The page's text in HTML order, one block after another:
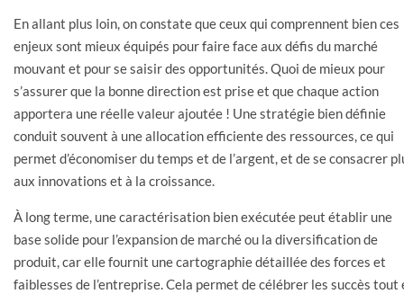
En allant plus loin, on constate que ceux qui comprennent bien ces
enjeux sont mieux équipés pour faire face aux défis du marché
mouvant et pour se saisir des opportunités. Quoi de mieux pour
s’assurer que la bonne direction est prise et que chaque action
apportera une réelle valeur ajoutée ! Une stratégie bien définie
conduit souvent à une allocation efficiente des ressources, ce qui
permet d’économiser du temps et de l’argent, et de se consacrer
aux innovations et à la croissance.
À long terme, une caractérisation bien exécutée peut établir une
base solide pour l’expansion de marché ou la diversification de
produit, car elle fournit une cartographie détaillée des forces et
faiblesses de l’entreprise. Cela permet de célébrer les succès tout